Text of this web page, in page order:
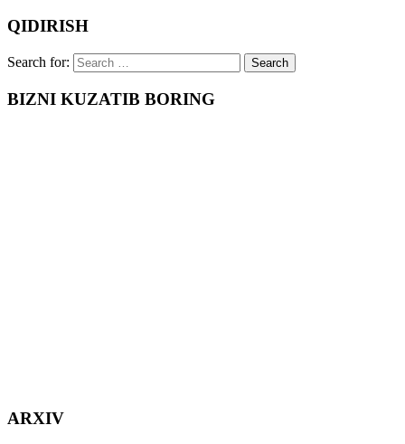
QIDIRISH
Search for:
BIZNI KUZATIB BORING
ARXIV